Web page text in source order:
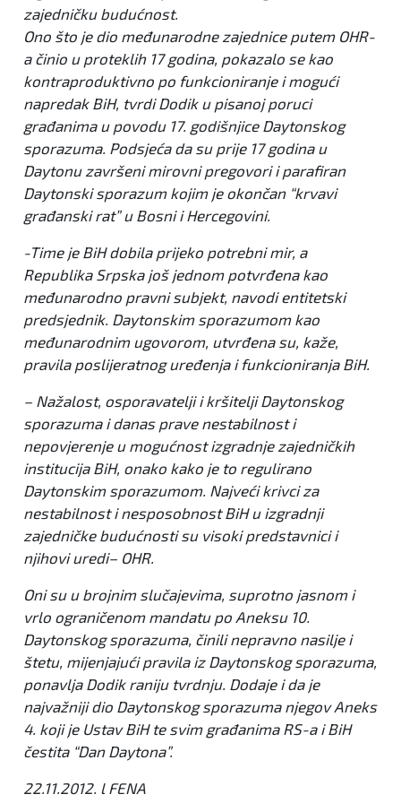
zajedničku budućnost.
Ono što je dio međunarodne zajednice putem OHR-
a činio u proteklih 17 godina, pokazalo se kao
kontraproduktivno po funkcioniranje i mogući
napredak BiH, tvrdi Dodik u pisanoj poruci
građanima u povodu 17. godišnjice Daytonskog
sporazuma. Podsjeća da su prije 17 godina u
Daytonu završeni mirovni pregovori i parafiran
Daytonski sporazum kojim je okončan “krvavi
građanski rat” u Bosni i Hercegovini.
-Time je BiH dobila prijeko potrebni mir, a
Republika Srpska još jednom potvrđena kao
međunarodno pravni subjekt, navodi entitetski
predsjednik. Daytonskim sporazumom kao
međunarodnim ugovorom, utvrđena su, kaže,
pravila poslijeratnog uređenja i funkcioniranja BiH.
– Nažalost, osporavatelji i kršitelji Daytonskog
sporazuma i danas prave nestabilnost i
nepovjerenje u mogućnost izgradnje zajedničkih
institucija BiH, onako kako je to regulirano
Daytonskim sporazumom. Najveći krivci za
nestabilnost i nesposobnost BiH u izgradnji
zajedničke budućnosti su visoki predstavnici i
njihovi uredi– OHR.
Oni su u brojnim slučajevima, suprotno jasnom i
vrlo ograničenom mandatu po Aneksu 10.
Daytonskog sporazuma, činili nepravno nasilje i
štetu, mijenjajući pravila iz Daytonskog sporazuma,
ponavlja Dodik raniju tvrdnju. Dodaje i da je
najvažniji dio Daytonskog sporazuma njegov Aneks
4. koji je Ustav BiH te svim građanima RS-a i BiH
čestita “Dan Daytona”.
22.11.2012. l FENA